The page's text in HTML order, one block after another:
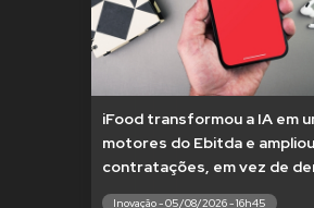
iFood transformou a IA em
motores do Ebitda e ampliou
contratações, em vez de
Inovação - 05/08/2026 - 16h45